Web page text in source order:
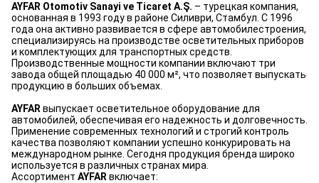
AYFAR Otomotiv Sanayi ve Ticaret A.Ş. – турецкая компания,
основанная в 1993 году в районе Силиври, Стамбул. С 1996
года она активно развивается в сфере автомобилестроения,
специализируясь на производстве осветительных приборов
и комплектующих для транспортных средств.
Производственные мощности компании включают три
завода общей площадью 40 000 м², что позволяет выпускать
продукцию в больших объемах.
AYFAR выпускает осветительное оборудование для
автомобилей, обеспечивая его надежность и долговечность.
Применение современных технологий и строгий контроль
качества позволяют компании успешно конкурировать на
международном рынке. Сегодня продукция бренда широко
используется в различных странах мира.
Ассортимент AYFAR включает: